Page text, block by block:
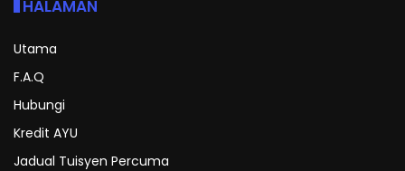
HALAMAN
Utama
F.A.Q
Hubungi
Kredit AYU
Jadual Tuisyen Percuma